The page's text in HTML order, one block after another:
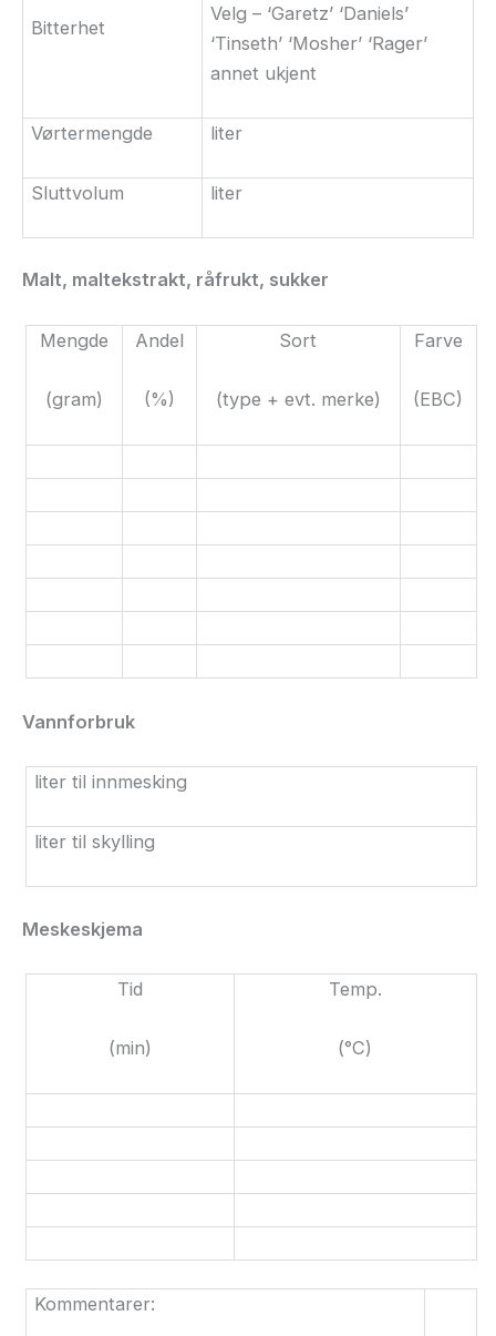
Bitterhet
Velg – ‘Garetz’ ‘Daniels’
‘Tinseth’ ‘Mosher’ ‘Rager’
annet ukjent
Vørtermengde liter
Sluttvolum liter
Malt, maltekstrakt, råfrukt, sukker
Mengde
(gram)
Andel
(%)
Sort
(type + evt. merke)
Farve
(EBC)
Vannforbruk
liter til innmesking
liter til skylling
Meskeskjema
Tid
(min)
Temp.
(°C)
Kommentarer: